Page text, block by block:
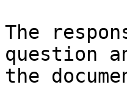
The
question
the